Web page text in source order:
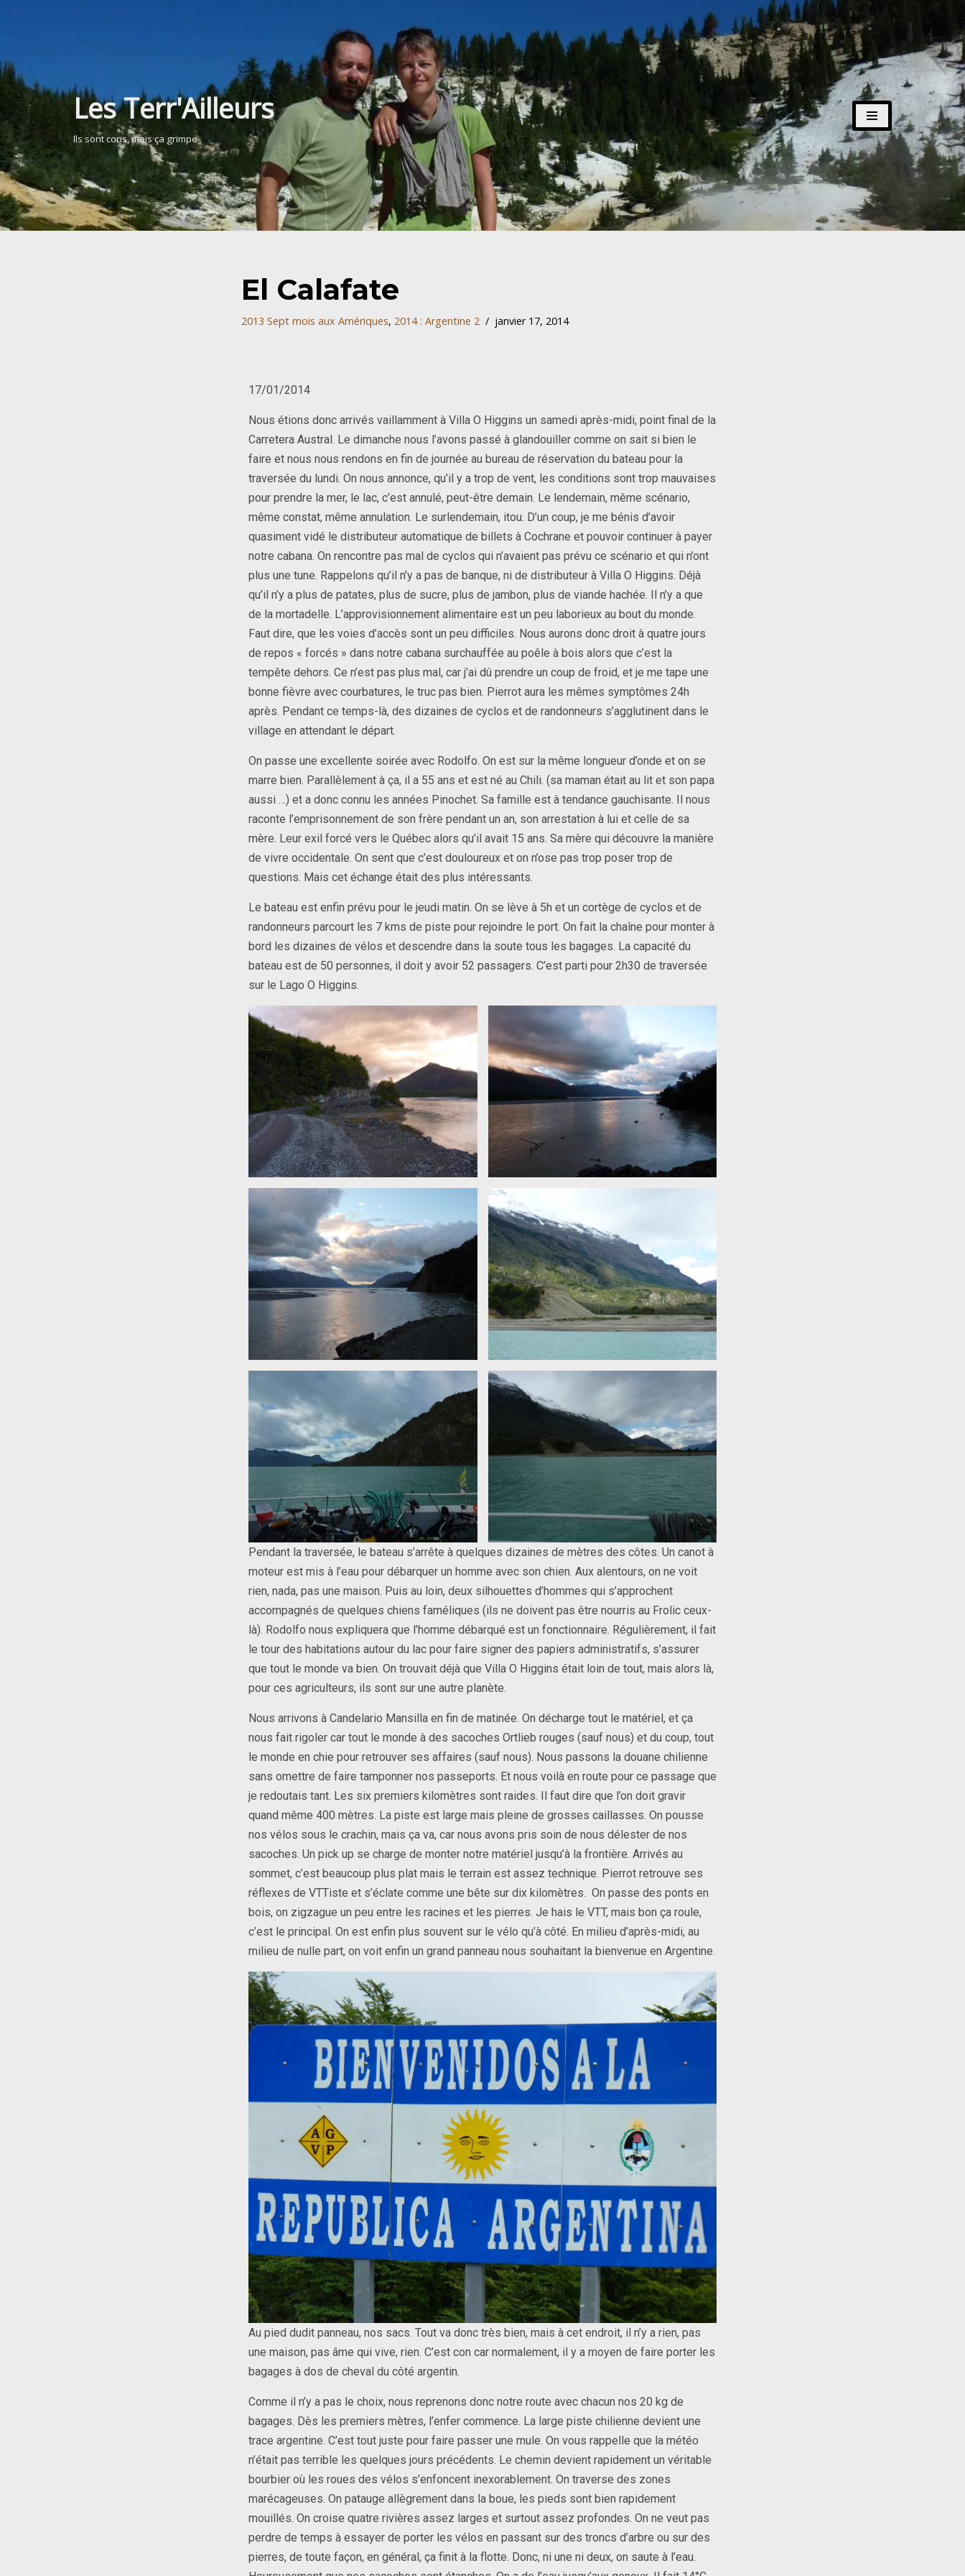
au
contenu
Les Terr'Ailleurs
Ils sont cons, mais ça grimpe
El Calafate
2013 Sept mois aux Amériques, 2014 : Argentine 2 janvier 17, 2014
17/01/2014
Nous étions donc arrivés vaillamment à Villa O Higgins un samedi après-midi, point final de la
Carretera Austral. Le dimanche nous l’avons passé à glandouiller comme on sait si bien le
faire et nous nous rendons en fin de journée au bureau de réservation du bateau pour la
traversée du lundi. On nous annonce, qu’il y a trop de vent, les conditions sont trop mauvaises
pour prendre la mer, le lac, c’est annulé, peut-être demain. Le lendemain, même scénario,
même constat, même annulation. Le surlendemain, itou. D’un coup, je me bénis d’avoir
quasiment vidé le distributeur automatique de billets à Cochrane et pouvoir continuer à payer
notre cabana. On rencontre pas mal de cyclos qui n’avaient pas prévu ce scénario et qui n’ont
plus une tune. Rappelons qu’il n’y a pas de banque, ni de distributeur à Villa O Higgins. Déjà
qu’il n’y a plus de patates, plus de sucre, plus de jambon, plus de viande hachée. Il n’y a que
de la mortadelle. L’approvisionnement alimentaire est un peu laborieux au bout du monde.
Faut dire, que les voies d’accès sont un peu difficiles. Nous aurons donc droit à quatre jours
de repos « forcés » dans notre cabana surchauffée au poêle à bois alors que c’est la
tempête dehors. Ce n’est pas plus mal, car j’ai dû prendre un coup de froid, et je me tape une
bonne fièvre avec courbatures, le truc pas bien. Pierrot aura les mêmes symptômes 24h
après. Pendant ce temps-là, des dizaines de cyclos et de randonneurs s’agglutinent dans le
village en attendant le départ.
On passe une excellente soirée avec Rodolfo. On est sur la même longueur d’onde et on se
marre bien. Parallèlement à ça, il a 55 ans et est né au Chili. (sa maman était au lit et son papa
aussi …) et a donc connu les années Pinochet. Sa famille est à tendance gauchisante. Il nous
raconte l’emprisonnement de son frère pendant un an, son arrestation à lui et celle de sa
mère. Leur exil forcé vers le Québec alors qu’il avait 15 ans. Sa mère qui découvre la manière
de vivre occidentale. On sent que c’est douloureux et on n’ose pas trop poser trop de
questions. Mais cet échange était des plus intéressants.
Le bateau est enfin prévu pour le jeudi matin. On se lève à 5h et un cortège de cyclos et de
randonneurs parcourt les 7 kms de piste pour rejoindre le port. On fait la chaîne pour monter à
bord les dizaines de vélos et descendre dans la soute tous les bagages. La capacité du
bateau est de 50 personnes, il doit y avoir 52 passagers. C’est parti pour 2h30 de traversée
sur le Lago O Higgins.
Pendant la traversée, le bateau s’arrête à quelques dizaines de mètres des côtes. Un canot à
moteur est mis à l’eau pour débarquer un homme avec son chien. Aux alentours, on ne voit
rien, nada, pas une maison. Puis au loin, deux silhouettes d’hommes qui s’approchent
accompagnés de quelques chiens faméliques (ils ne doivent pas être nourris au Frolic ceux-
là). Rodolfo nous expliquera que l’homme débarqué est un fonctionnaire. Régulièrement, il fait
le tour des habitations autour du lac pour faire signer des papiers administratifs, s’assurer
que tout le monde va bien. On trouvait déjà que Villa O Higgins était loin de tout, mais alors là,
pour ces agriculteurs, ils sont sur une autre planète.
Nous arrivons à Candelario Mansilla en fin de matinée. On décharge tout le matériel, et ça
nous fait rigoler car tout le monde à des sacoches Ortlieb rouges (sauf nous) et du coup, tout
le monde en chie pour retrouver ses affaires (sauf nous). Nous passons la douane chilienne
sans omettre de faire tamponner nos passeports. Et nous voilà en route pour ce passage que
je redoutais tant. Les six premiers kilomètres sont raides. Il faut dire que l’on doit gravir
quand même 400 mètres. La piste est large mais pleine de grosses caillasses. On pousse
nos vélos sous le crachin, mais ça va, car nous avons pris soin de nous délester de nos
sacoches. Un pick up se charge de monter notre matériel jusqu’à la frontière. Arrivés au
sommet, c’est beaucoup plus plat mais le terrain est assez technique. Pierrot retrouve ses
réflexes de VTTiste et s’éclate comme une bête sur dix kilomètres. On passe des ponts en
bois, on zigzague un peu entre les racines et les pierres. Je hais le VTT, mais bon ça roule,
c’est le principal. On est enfin plus souvent sur le vélo qu’à côté. En milieu d’après-midi, au
milieu de nulle part, on voit enfin un grand panneau nous souhaitant la bienvenue en Argentine.
Au pied dudit panneau, nos sacs. Tout va donc très bien, mais à cet endroit, il n’y a rien, pas
une maison, pas âme qui vive, rien. C’est con car normalement, il y a moyen de faire porter les
bagages à dos de cheval du côté argentin.
Comme il n’y a pas le choix, nous reprenons donc notre route avec chacun nos 20 kg de
bagages. Dès les premiers mètres, l’enfer commence. La large piste chilienne devient une
trace argentine. C’est tout juste pour faire passer une mule. On vous rappelle que la météo
n’était pas terrible les quelques jours précédents. Le chemin devient rapidement un véritable
bourbier où les roues des vélos s’enfoncent inexorablement. On traverse des zones
marécageuses. On patauge allègrement dans la boue, les pieds sont bien rapidement
mouillés. On croise quatre rivières assez larges et surtout assez profondes. On ne veut pas
perdre de temps à essayer de porter les vélos en passant sur des troncs d’arbre ou sur des
pierres, de toute façon, en général, ça finit à la flotte. Donc, ni une ni deux, on saute à l’eau.